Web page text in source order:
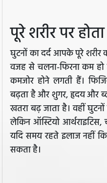
पूरे शरीर पर
घुटनों का दर्द आपके पूरे शरीर
वजह से चलना-फिरना कम हो
कमजोर होने लगती हैं।
बढ़ता है और शुगर, हृदय और
खतरा बढ़ जाता है। वहीं घुटनों
लेकिन ऑस्टियो
यदि समय रहते इलाज नहीं
सकता है।